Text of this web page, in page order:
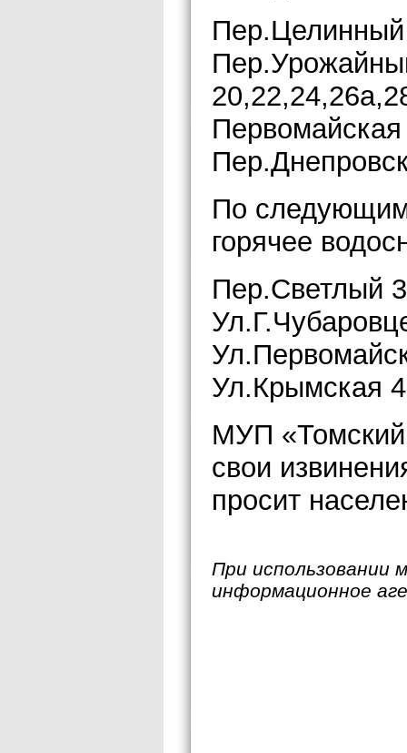
Пер.Целинный
По следующим
горячее
Пер.Светлый
Ул.Крымская
МУП «Томский
свои
просит
При использовании
информационное